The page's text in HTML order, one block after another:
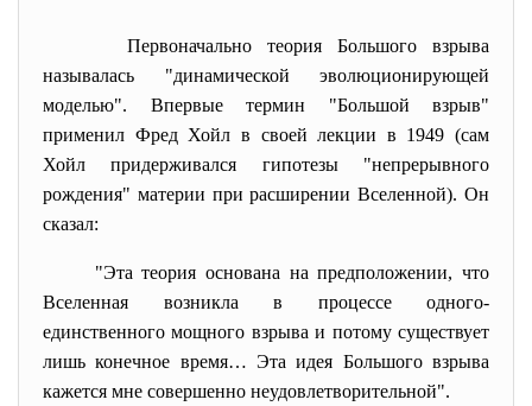
Первоначально теория Большого взрыва
называлась "динамической эволюционирующей
моделью". Впервые термин "Большой взрыв"
применил Фред Хойл в своей лекции в 1949 (сам
Хойл придерживался гипотезы "непрерывного
рождения" материи при расширении Вселенной). Он
сказал:
"Эта теория основана на предположении, что
Вселенная возникла в процессе одного-
единственного мощного взрыва и потому существует
лишь конечное время… Эта идея Большого взрыва
кажется мне совершенно неудовлетворительной".